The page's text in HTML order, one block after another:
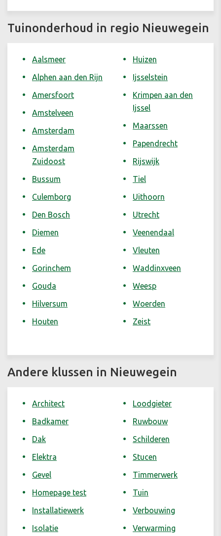
Tuinonderhoud in regio Nieuwegein
Aalsmeer
Alphen aan den Rijn
Amersfoort
Amstelveen
Amsterdam
Amsterdam
Zuidoost
Bussum
Culemborg
Den Bosch
Diemen
Ede
Gorinchem
Gouda
Hilversum
Houten
Huizen
Ijsselstein
Krimpen aan den
Ijssel
Maarssen
Papendrecht
Rijswijk
Tiel
Uithoorn
Utrecht
Veenendaal
Vleuten
Waddinxveen
Weesp
Woerden
Zeist
Andere klussen in Nieuwegein
Architect
Badkamer
Dak
Elektra
Gevel
Homepage test
Installatiewerk
Isolatie
Loodgieter
Ruwbouw
Schilderen
Stucen
Timmerwerk
Tuin
Verbouwing
Verwarming